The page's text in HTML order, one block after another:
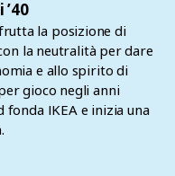
la posizione di
la neutralità per dare
e allo spirito di
gioco negli anni
fonda IKEA e inizia una